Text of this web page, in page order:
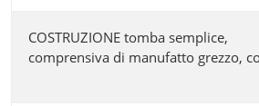
COSTRUZIONE tomba semplice,
comprensiva di manufatto grezzo,